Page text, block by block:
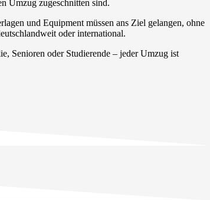
Umzug zugeschnitten sind.
und Equipment müssen ans Ziel gelangen, ohne
oder international.
Senioren oder Studierende – jeder Umzug ist